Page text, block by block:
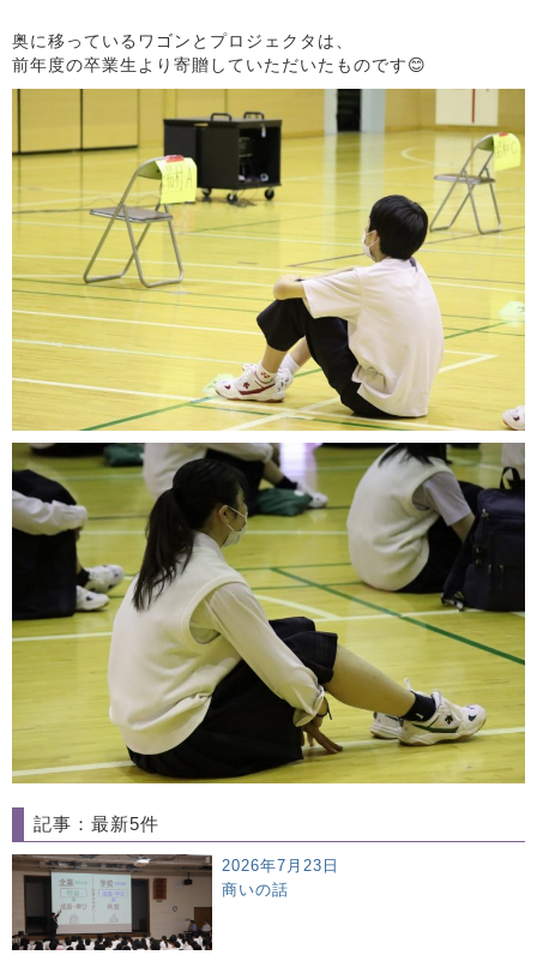
奥に移っているワゴンとプロジェクタは、
前年度の卒業生より寄贈していただいたものです😊
記事：最新5件
2026年7月23日
商いの話